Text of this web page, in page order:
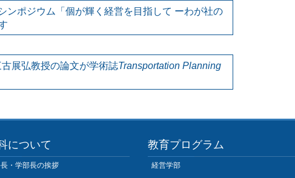
ンポジウム「個が輝く経営を目指して ーわが社の
展弘教授の論文が学術誌Transportation Planning
について
・学部長の挨拶
教育プログラム
経営学部